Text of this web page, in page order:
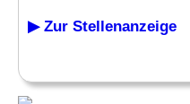
▶ Zur Stellenanzeige